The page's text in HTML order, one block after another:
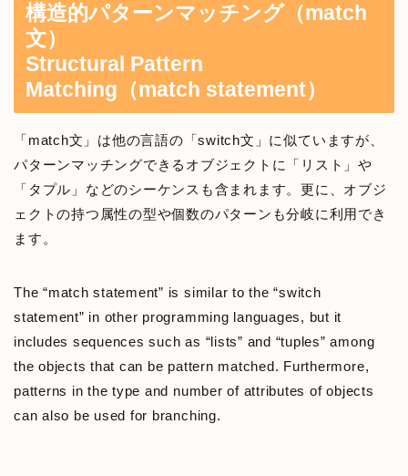
構造的パターンマッチング（match
文）
Structural Pattern
Matching（match statement）
「match文」は他の言語の「switch文」に似ていますが、
パターンマッチングできるオブジェクトに「リスト」や
「タプル」などのシーケンスも含まれます。更に、オブジ
ェクトの持つ属性の型や個数のパターンも分岐に利用でき
ます。
The “match statement” is similar to the “switch
statement” in other programming languages, but it
includes sequences such as “lists” and “tuples” among
the objects that can be pattern matched. Furthermore,
patterns in the type and number of attributes of objects
can also be used for branching.